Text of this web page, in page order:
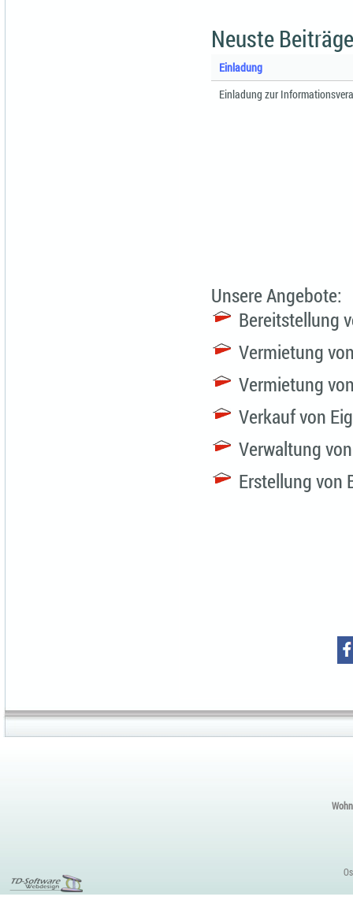
Neuste
Einladung
Einladung zur
Unsere Angebote:
Bereitstellung
Vermietung
Vermietung
Verkauf von
Verwaltung
Erstellung von